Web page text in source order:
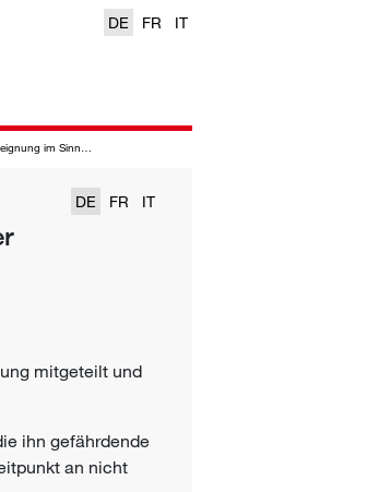
DE FR IT
arbeitsmedizinischen Vorsorge
DE FR IT
mitgeteilt und
ihn gefährdende
an nicht